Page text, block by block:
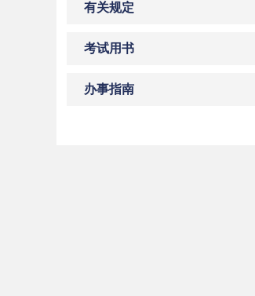
有关规定
考试用书
办事指南